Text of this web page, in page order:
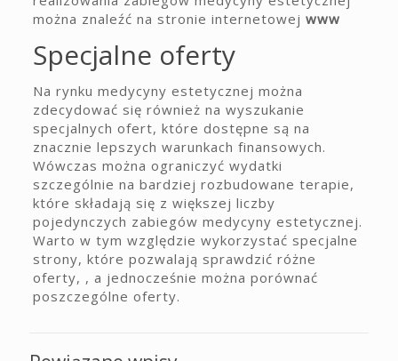
można znaleźć na stronie internetowej www
Specjalne oferty
Na rynku medycyny estetycznej można
zdecydować się również na wyszukanie
specjalnych ofert, które dostępne są na
znacznie lepszych warunkach finansowych.
Wówczas można ograniczyć wydatki
szczególnie na bardziej rozbudowane terapie,
które składają się z większej liczby
pojedynczych zabiegów medycyny estetycznej.
Warto w tym względzie wykorzystać specjalne
strony, które pozwalają sprawdzić różne
oferty, , a jednocześnie można porównać
poszczególne oferty.